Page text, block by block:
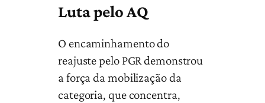
Luta pelo AQ
O encaminhamento do
reajuste pelo PGR demonstrou
a força da mobilização da
categoria, que concentra,